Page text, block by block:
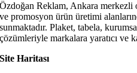
Özdoğan Reklam, Ankara merkezli
ve promosyon ürün üretimi
sunmaktadır. Plaket, tabela,
çözümleriyle markalara yaratıcı ve
Site Haritası